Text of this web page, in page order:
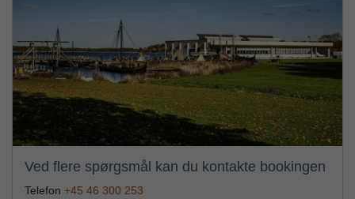
Ved flere spørgsmål kan du kontakte bookingen
Telefon +45 46 300 253